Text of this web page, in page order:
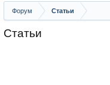
Форум Статьи
Статьи